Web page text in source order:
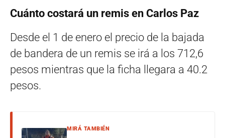
Cuánto costará un remis en Carlos Paz
Desde el 1 de enero el precio de la bajada
de bandera de un remis se irá a los 712,6
pesos mientras que la ficha llegara a 40.2
pesos.
MIRÁ TAMBIÉN